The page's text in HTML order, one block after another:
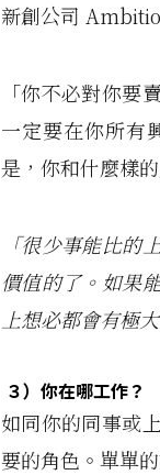
新創公司
「你不必對你
一定要在你所有
是，你和什麼樣
「很少事能比
價值的了。如果
上想必都會有極
３） 你在哪工作？
如同你的同事或
要的角色。單單